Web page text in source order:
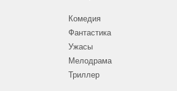
Комедия
Фантастика
Ужасы
Мелодрама
Триллер